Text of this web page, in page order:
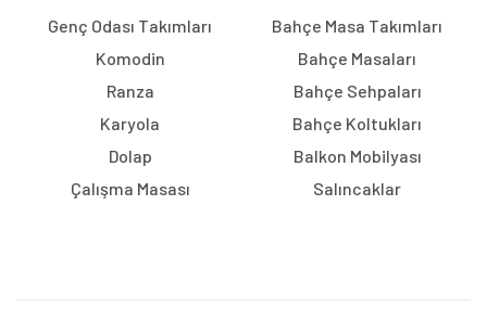
Genç Odası Takımları
Komodin
Ranza
Karyola
Dolap
Çalışma Masası
Bahçe Masa Takımları
Bahçe Masaları
Bahçe Sehpaları
Bahçe Koltukları
Balkon Mobilyası
Salıncaklar